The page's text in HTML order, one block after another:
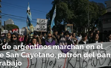
de argentinos marchan en el
San Cayetano, patrón del pan